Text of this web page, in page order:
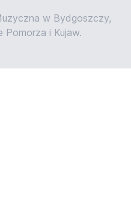
w Bydgoszczy,
Pomorza i Kujaw.